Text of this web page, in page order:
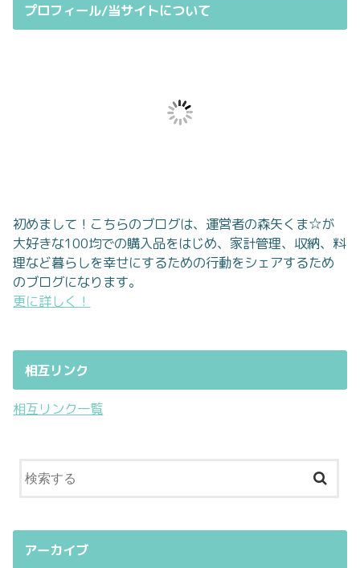
プロフィール/当サイトについて
初めまして！こちらのブログは、運営者の森矢くま☆が
大好きな100均での購入品をはじめ、家計管理、収納、料
理など暮らしを幸せにするための行動をシェアするため
のブログになります。
更に詳しく！
相互リンク
相互リンク一覧
アーカイブ